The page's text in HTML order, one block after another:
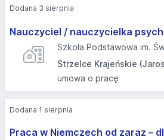
Nauczyciel / nauczycielka
Szkoła Podstawowa im.
Strzelce Krajeńskie
umowa o pracę
Dodana 3 sierpnia
Praca w Niemczech od zaraz –
Dodana 1 sierpnia